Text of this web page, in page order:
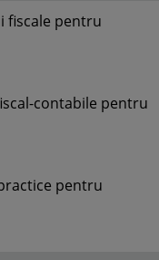
fiscale pentru
contabile pentru
pentru